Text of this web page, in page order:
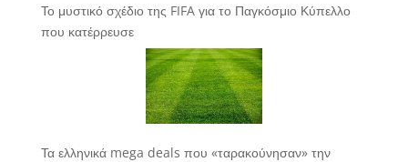
Το μυστικό σχέδιο της FIFA για το Παγκόσμιο Κύπελλο
που κατέρρευσε
Τα ελληνικά mega deals που «ταρακούνησαν» την